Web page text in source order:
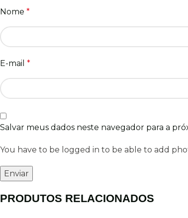
Nome *
E-mail *
Salvar meus dados neste navegador para a
You have to be logged in to be able to add
PRODUTOS RELACIONADOS